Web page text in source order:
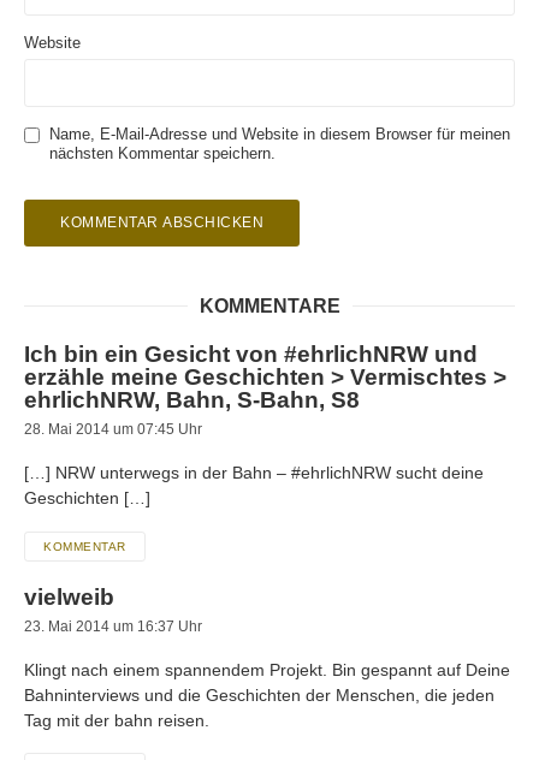
Website
Name, E-Mail-Adresse und Website in diesem Browser für meinen
nächsten Kommentar speichern.
KOMMENTARE
Ich bin ein Gesicht von #ehrlichNRW und
erzähle meine Geschichten > Vermischtes >
ehrlichNRW, Bahn, S-Bahn, S8
28. Mai 2014 um 07:45 Uhr
[…] NRW unterwegs in der Bahn – #ehrlichNRW sucht deine
Geschichten […]
KOMMENTAR
vielweib
23. Mai 2014 um 16:37 Uhr
Klingt nach einem spannendem Projekt. Bin gespannt auf Deine
Bahninterviews und die Geschichten der Menschen, die jeden
Tag mit der bahn reisen.